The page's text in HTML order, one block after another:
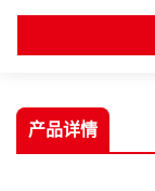
产品详情